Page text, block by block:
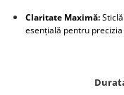
Suport auto
Suport motocicleta
Tunuri de caldura si
Claritate Maximă:Sticlă
esențială pentru